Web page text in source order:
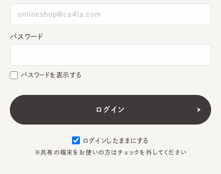
パスワード
パスワードを表示する
ログインしたままにする
※共有の端末をお使いの方はチェックを外してください